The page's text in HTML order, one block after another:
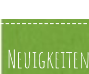
Neuigkeiten